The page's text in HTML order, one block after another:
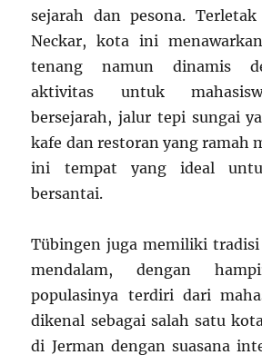
sejarah dan pesona.
Neckar, kota ini
tenang namun dinamis
aktivitas untuk
bersejarah, jalur tepi sungai
kafe dan restoran yang ramah
ini tempat yang ideal
bersantai.
Tübingen juga memiliki
mendalam, dengan
populasinya terdiri dari
dikenal sebagai salah satu
di Jerman dengan suasana